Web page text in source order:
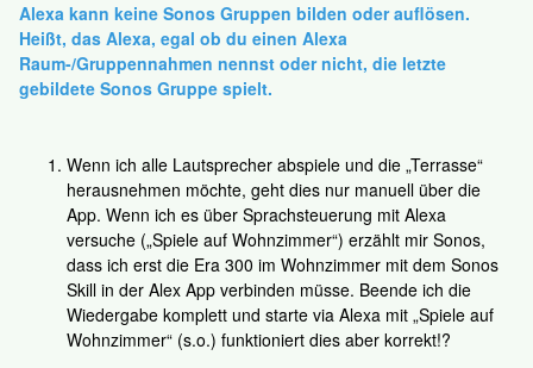
Alexa kann keine Sonos Gruppen bilden oder auflösen.
Heißt, das Alexa, egal ob du einen Alexa
Raum-/Gruppennahmen nennst oder nicht, die letzte
gebildete Sonos Gruppe spielt.
Wenn ich alle Lautsprecher abspiele und die „Terrasse“
herausnehmen möchte, geht dies nur manuell über die
App. Wenn ich es über Sprachsteuerung mit Alexa
versuche („Spiele auf Wohnzimmer“) erzählt mir Sonos,
dass ich erst die Era 300 im Wohnzimmer mit dem Sonos
Skill in der Alex App verbinden müsse. Beende ich die
Wiedergabe komplett und starte via Alexa mit „Spiele auf
Wohnzimmer“ (s.o.) funktioniert dies aber korrekt!?